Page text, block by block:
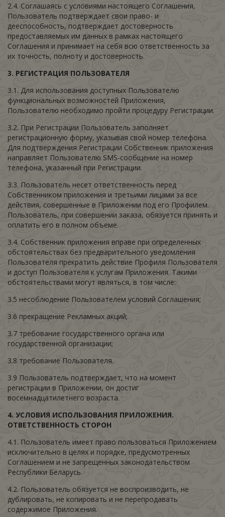
2.4. Соглашаясь с условиями настоящего Соглашения,
Пользователь подтверждает свои право- и
дееспособность, подтверждает достоверность
предоставляемых им данных в рамках настоящего
Соглашения и принимает на себя всю ответственность за
их точность, полноту и достоверность.
3. РЕГИСТРАЦИЯ ПОЛЬЗОВАТЕЛЯ
3.1. Для использования доступных Пользователю
функциональных возможностей Приложения,
Пользователю необходимо пройти процедуру Регистрации.
3.2. При Регистрации Пользователь заполняет
регистрационную форму, указывая свой номер телефона.
Для подтверждения Регистрации Собственник приложения
направляет Пользователю SMS-сообщение на номер
телефона, указанный при Регистрации.
3.3. Пользователь несет ответственность перед
Собственником приложения и третьими лицами за все
действия, совершенные в Приложении под его Профилем.
Пользователь, при совершении заказа, обязуется принять и
оплатить его в полном объеме.
3.4. Собственник приложения вправе при определенных
обстоятельствах без предварительного уведомления
Пользователя прекратить действие Профиля Пользователя
и доступ Пользователя к услугам Приложения. Такими
обстоятельствами могут являться, в том числе:
3.5 несоблюдение Пользователем условий Соглашения;
3.6 прекращение Рекламных акций;
3.7 требование государственного органа или
государственной организации;
3.8 требование Пользователя.
3.9 Пользователь подтверждает, что на момент
регистрации в Приложении, он достиг
восемнадцатилетнего возраста.
4. УСЛОВИЯ ИСПОЛЬЗОВАНИЯ ПРИЛОЖЕНИЯ.
ОТВЕТСТВЕННОСТЬ СТОРОН
4.1. Пользователь имеет право пользоваться Приложением
исключительно в целях и порядке, предусмотренных
Соглашением и не запрещенных законодательством
Республики Беларусь.
4.2. Пользователь обязуется не воспроизводить, не
дублировать, не копировать и не перепродавать
содержимое Приложения.